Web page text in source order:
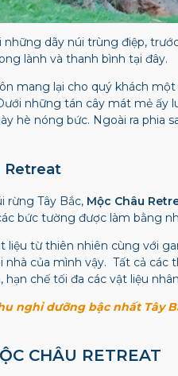
dãy núi trùng điệp,
lành và thanh bình tại đây.
mang lại cho quý khách
những tán cây mát mẻ ấy
hè nóng bức. Ngoài ra phia
Retreat
rừng Tây Bắc, Mộc Châu
bức tường được làm bằng
từ thiên nhiên cùng với
của mình vậy. Tất cả các
chế tối đa các vật liệu
nghỉ dưỡng bậc nhất Tây
CHÂU RETREAT